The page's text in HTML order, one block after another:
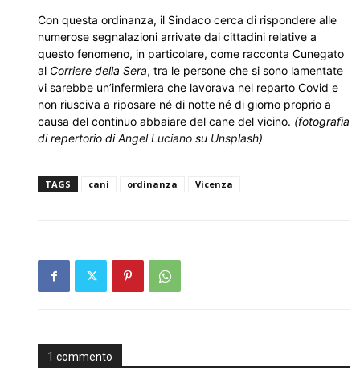
Con questa ordinanza, il Sindaco cerca di rispondere alle
numerose segnalazioni arrivate dai cittadini relative a
questo fenomeno, in particolare, come racconta Cunegato
al Corriere della Sera, tra le persone che si sono lamentate
vi sarebbe un’infermiera che lavorava nel reparto Covid e
non riusciva a riposare né di notte né di giorno proprio a
causa del continuo abbaiare del cane del vicino. (fotografia
di repertorio diAngel Luciano su Unsplash)
TAGS cani ordinanza Vicenza
1 commento